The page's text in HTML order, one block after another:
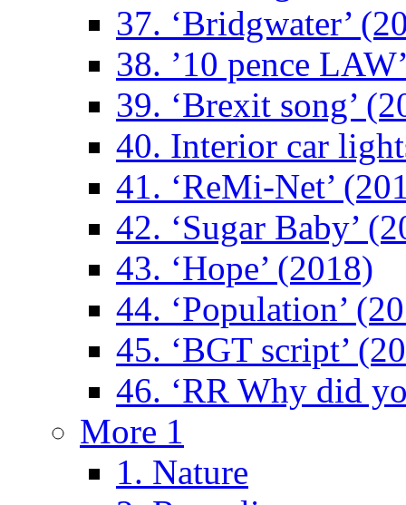
37. ‘Bridgwater’
38. ’10 pence
39. ‘Brexit song’
40. Interior car
41. ‘ReMi-Net’
42. ‘Sugar Baby’
43. ‘Hope’ (2018)
44. ‘Population’
45. ‘BGT script’
46. ‘RR Why did
More 1
1. Nature